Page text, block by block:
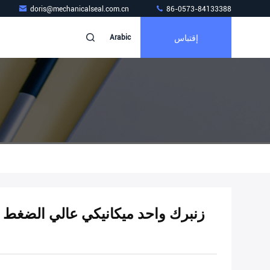
doris@mechanicalseal.com.cn 86-0573-84133388
Arabic إقتباس
زنبرك واحد ميكانيكي عالي